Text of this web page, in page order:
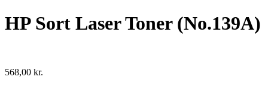
HP Sort Laser Toner (No.139A)
568,00 kr.